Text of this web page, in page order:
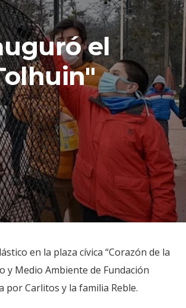
el
en la plaza cívica “Corazón de la
y Medio Ambiente de Fundación
Carlitos y la familia Reble.